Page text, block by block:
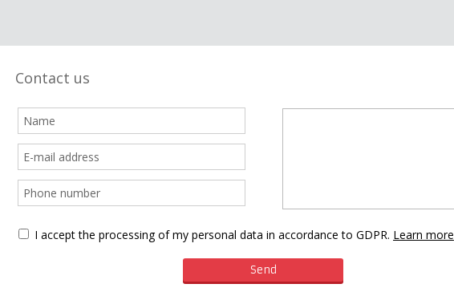
Contact us
I accept the processing of my personal data in accordance to GDPR. Learn more